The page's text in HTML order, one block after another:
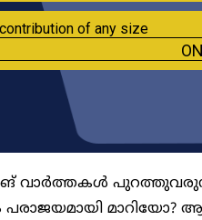
of any size
വാർത്തകൾ
മാറിയോ?